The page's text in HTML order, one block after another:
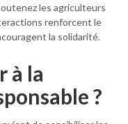
les agriculteurs
renforcent le
la solidarité.
à la
?